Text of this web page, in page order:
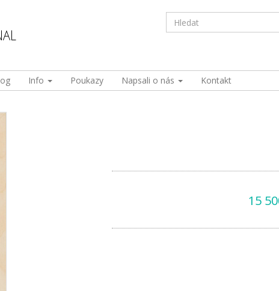
Info Poukazy Napsali o nás Kontakt
15